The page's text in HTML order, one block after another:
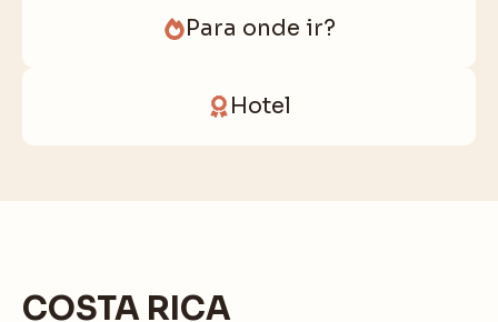
Para onde ir?
Hotel
COSTA RICA